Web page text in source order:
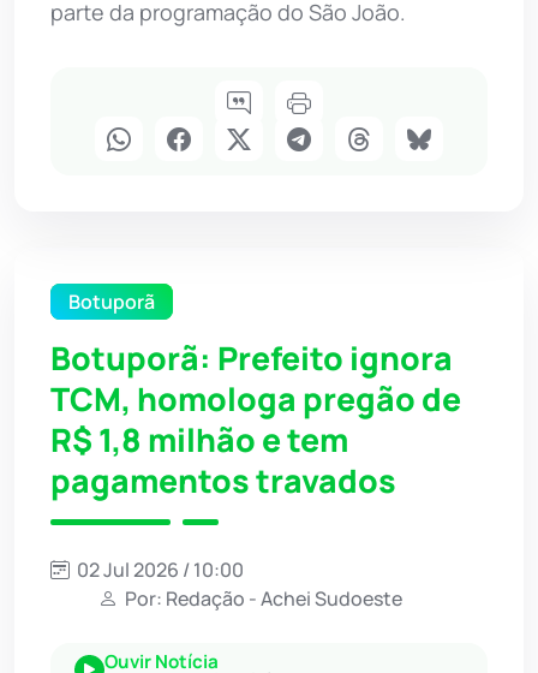
parte da programação do São João.
Botuporã
Botuporã: Prefeito ignora
TCM, homologa pregão de
R$ 1,8 milhão e tem
pagamentos travados
02 Jul 2026 / 10:00
Por: Redação - Achei Sudoeste
Ouvir Notícia